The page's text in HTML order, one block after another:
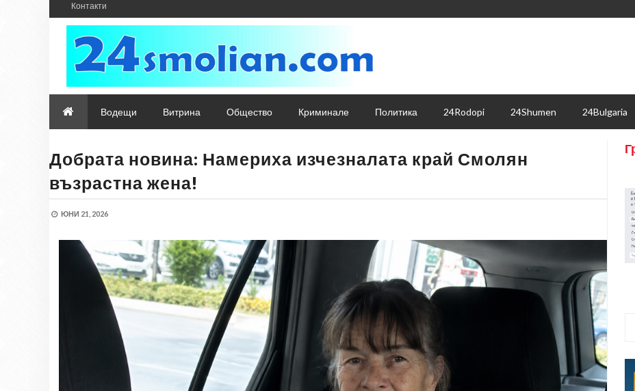
Контакти
Водещи Витрина Общество Криминале Политика 24Rodopi 24Shumen 24Bulgaria
Добрата новина: Намериха изчезналата край Смолян
възрастна жена!
ЮНИ 21, 2026